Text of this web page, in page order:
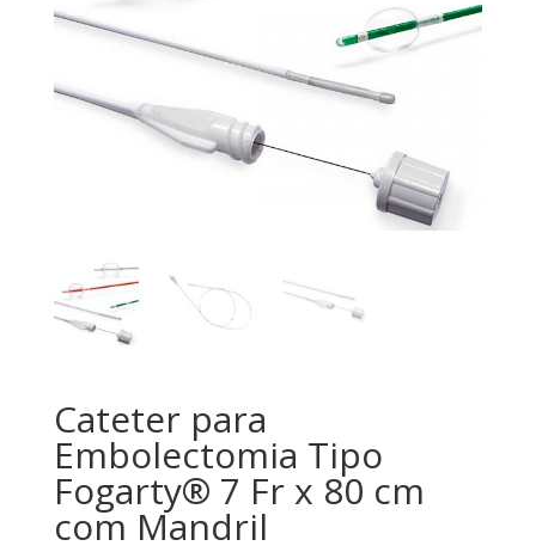
Cateter para
Embolectomia Tipo
Fogarty® 7 Fr x 80 cm
com Mandril